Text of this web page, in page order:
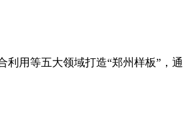
用等五大领域打造“郑州样板”，通